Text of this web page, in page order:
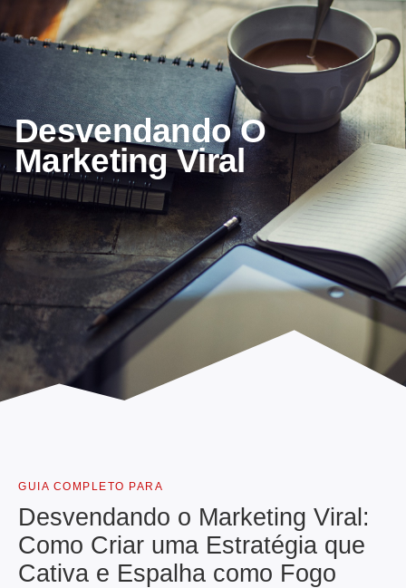
Desvendando O
Marketing Viral
GUIA COMPLETO PARA
Desvendando o Marketing Viral:
Como Criar uma Estratégia que
Cativa e Espalha como Fogo